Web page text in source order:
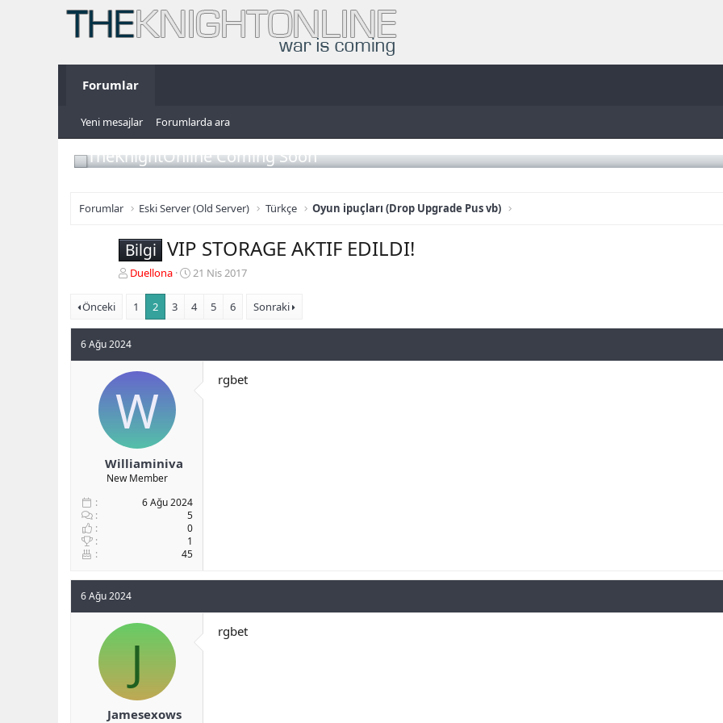
Forumlar
Yeni mesajlar Forumlarda ara
TheKnightOnline Coming Soon
Forumlar Eski Server (Old Server) Türkçe Oyun ipuçları (Drop Upgrade Pus vb)
Bilgi VIP STORAGE AKTIF EDILDI!
K
n
u
y
u
b
ş
l
a
t
a
n
Duellona
B
ş
a
g
21 Nis 2017
Önceki 1 2 3 4 5 6 Sonraki
6 Ağu 2024
W
Williaminiva
New Member
6 Ağu 2024
5
0
1
45
rgbet
6 Ağu 2024
J
Jamesexows
rgbet